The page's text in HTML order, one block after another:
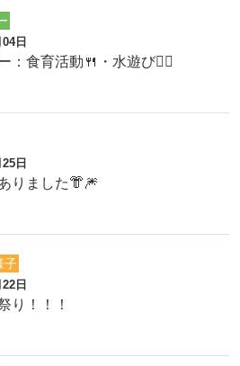
日
：食育活動🍴・水遊び🏊‍♂️
日
りました👘🎆
子
日
り！！！